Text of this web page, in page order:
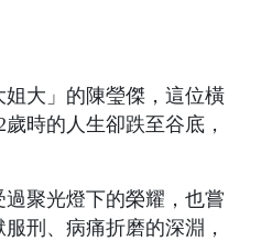
大」的陳瑩傑，這位橫
時的人生卻跌至谷底，
聚光燈下的榮耀，也嘗
刑、病痛折磨的深淵，